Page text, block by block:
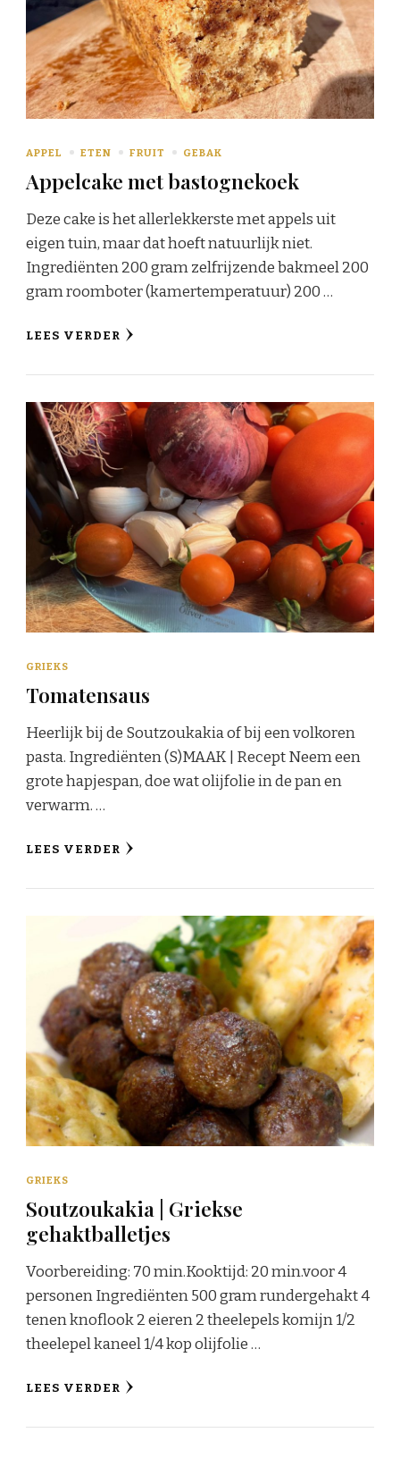
APPEL ETEN FRUIT GEBAK
Appelcake met bastognekoek
Deze cake is het allerlekkerste met appels uit
eigen tuin, maar dat hoeft natuurlijk niet.
Ingrediënten 200 gram zelfrijzende bakmeel 200
gram roomboter (kamertemperatuur) 200 …
LEES VERDER
GRIEKS
Tomatensaus
Heerlijk bij de Soutzoukakia of bij een volkoren
pasta. Ingrediënten (S)MAAK | Recept Neem een
grote hapjespan, doe wat olijfolie in de pan en
verwarm. …
LEES VERDER
GRIEKS
Soutzoukakia | Griekse
gehaktballetjes
Voorbereiding: 70 min.Kooktijd: 20 min.voor 4
personen Ingrediënten 500 gram rundergehakt 4
tenen knoflook 2 eieren 2 theelepels komijn 1/2
theelepel kaneel 1/4 kop olijfolie …
LEES VERDER